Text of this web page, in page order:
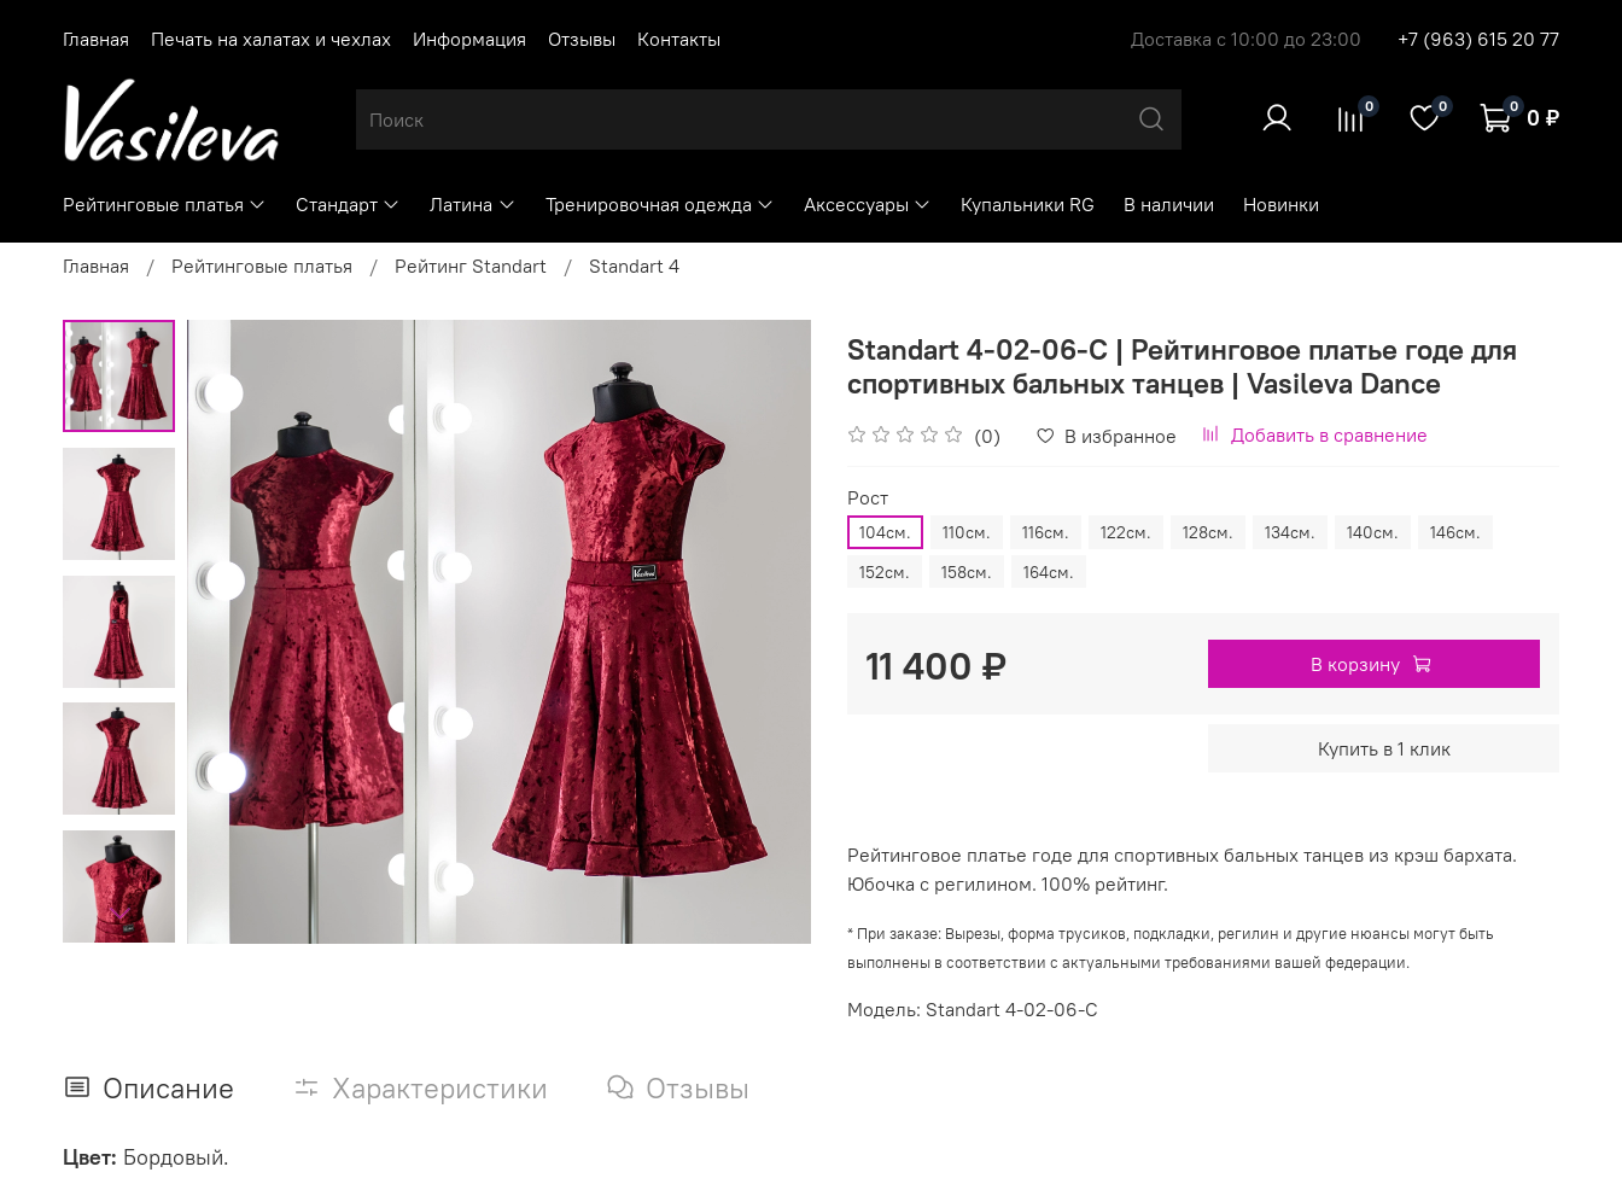
Главная Печать на халатах и чехлах Информация Отзывы Контакты Доставка с 10:00 до 23:00 +7 (963) 615 20 77
0 0 0 0 ₽
Рейтинговые платья Стандарт Латина Тренировочная одежда Аксессуары Купальники RG В наличии Новинки
Главная Рейтинговые платья Рейтинг Standart Standart 4
Standart 4-02-06-C | Рейтинговое платье годе для
спортивных бальных танцев | Vasileva Dance
(0) В избранное Добавить в сравнение
Рост
104см. 110см. 116см. 122см. 128см. 134см. 140см.
146см.
152см.
158см. 164см.
11 400 ₽ В корзину
Купить в 1 клик
Рейтинговое платье годе для спортивных бальных танцев из крэш бархата.
Юбочка с регилином. 100% рейтинг.
* При заказе: Вырезы, форма трусиков, подкладки, регилин и другие нюансы могут быть
выполнены в соответствии с актуальными требованиями вашей федерации.
Модель: Standart 4-02-06-C
Описание Характеристики Отзывы
Цвет: Бордовый.